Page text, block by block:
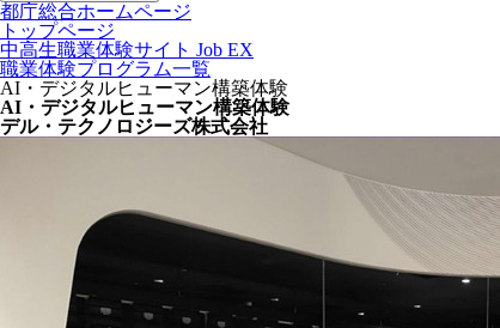
都庁総合ホームページ
トップページ
中高生職業体験サイト Job EX
職業体験プログラム一覧
AI・デジタルヒューマン構築体験
AI・デジタルヒューマン構築体験
デル・テクノロジーズ株式会社